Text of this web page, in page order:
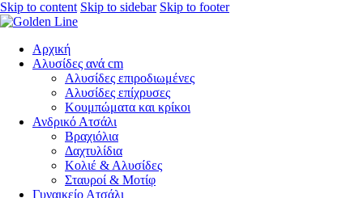
Skip to content Skip to sidebar Skip to footer
Αρχική
Αλυσίδες ανά cm
Αλυσίδες επιροδιωμένες
Αλυσίδες επίχρυσες
Κουμπώματα και κρίκοι
Ανδρικό Ατσάλι
Βραχιόλια
Δαχτυλίδια
Κολιέ & Αλυσίδες
Σταυροί & Μοτίφ
Γυναικείο Ατσάλι